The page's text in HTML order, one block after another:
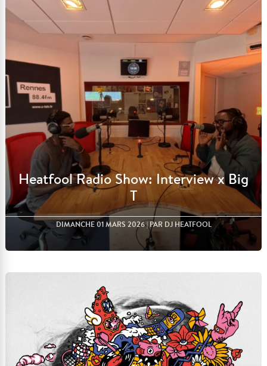
Lire l'article
Heatfool Radio Show: Interview x Big
T
DIMANCHE 01 MARS 2026| PAR DJ HEATFOOL
Lire l'article